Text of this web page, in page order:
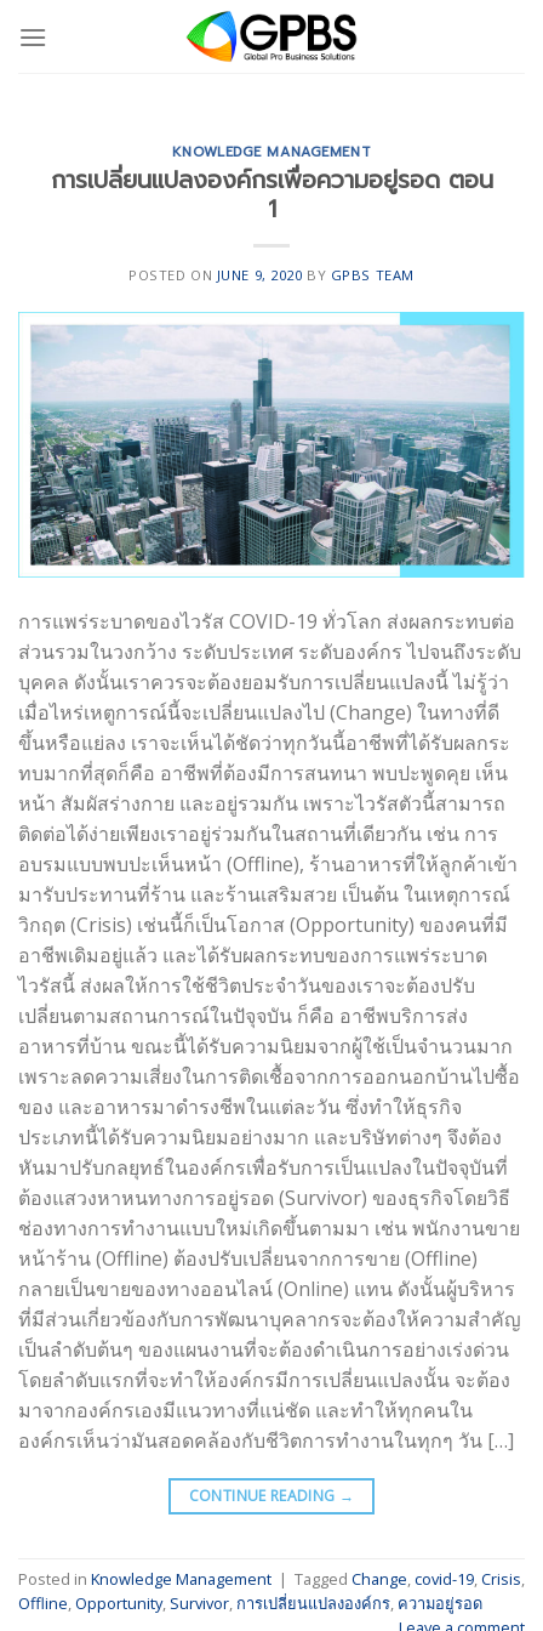
KNOWLEDGE MANAGEMENT
การเปลี่ยนแปลงองค์กรเพื่อความอยู่รอด ตอน
1
POSTED ON JUNE 9, 2020 BY GPBS TEAM
การแพร่ระบาดของไวรัส COVID-19 ทั่วโลก ส่งผลกระทบต่อ
ส่วนรวมในวงกว้าง ระดับประเทศ ระดับองค์กร ไปจนถึงระดับ
บุคคล ดังนั้นเราควรจะต้องยอมรับการเปลี่ยนแปลงนี้ ไม่รู้ว่า
เมื่อไหร่เหตูการณ์นี้จะเปลี่ยนแปลงไป (Change) ในทางที่ดี
ขึ้นหรือแย่ลง เราจะเห็นได้ชัดว่าทุกวันนี้อาชีพที่ได้รับผลกระ
ทบมากที่สุดก็คือ อาชีพที่ต้องมีการสนทนา พบปะพูดคุย เห็น
หน้า สัมผัสร่างกาย และอยู่รวมกัน เพราะไวรัสตัวนี้สามารถ
ติดต่อได้ง่ายเพียงเราอยู่ร่วมกันในสถานที่เดียวกัน เช่น การ
อบรมแบบพบปะเห็นหน้า (Offline), ร้านอาหารที่ให้ลูกค้าเข้า
มารับประทานที่ร้าน และร้านเสริมสวย เป็นต้น ในเหตุการณ์
วิกฤต (Crisis) เช่นนี้ก็เป็นโอกาส (Opportunity) ของคนที่มี
อาชีพเดิมอยู่แล้ว และได้รับผลกระทบของการแพร่ระบาด
ไวรัสนี้ ส่งผลให้การใช้ชีวิตประจำวันของเราจะต้องปรับ
เปลี่ยนตามสถานการณ์ในปัจุจบัน ก็คือ อาชีพบริการส่ง
อาหารที่บ้าน ขณะนี้ได้รับความนิยมจากผู้ใช้เป็นจำนวนมาก
เพราะลดความเสี่ยงในการติดเชื้อจากการออกนอกบ้านไปซื้อ
ของ และอาหารมาดำรงชีพในแต่ละวัน ซึ่งทำให้ธุรกิจ
ประเภทนี้ได้รับความนิยมอย่างมาก และบริษัทต่างๆ จึงต้อง
หันมาปรับกลยุทธ์ในองค์กรเพื่อรับการเป็นแปลงในปัจจุบันที่
ต้องแสวงหาหนทางการอยู่รอด (Survivor) ของธุรกิจโดยวิธี
ช่องทางการทำงานแบบใหม่เกิดขึ้นตามมา เช่น พนักงานขาย
หน้าร้าน (Offline) ต้องปรับเปลี่ยนจากการขาย (Offline)
กลายเป็นขายของทางออนไลน์ (Online) แทน ดังนั้นผู้บริหาร
ที่มีส่วนเกี่ยวข้องกับการพัฒนาบุคลากรจะต้องให้ความสำคัญ
เป็นลำดับต้นๆ ของแผนงานที่จะต้องดำเนินการอย่างเร่งด่วน
โดยลำดับแรกที่จะทำให้องค์กรมีการเปลี่ยนแปลงนั้น จะต้อง
มาจากองค์กรเองมีแนวทางที่แน่ชัด และทำให้ทุกคนใน
องค์กรเห็นว่ามันสอดคล้องกับชีวิตการทำงานในทุกๆ วัน […]
CONTINUE READING →
Posted in Knowledge Management | Tagged Change,covid-19,Crisis,
Offline,Opportunity, Survivor, การเปลี่ยนแปลงองค์กร, ความอยู่รอด